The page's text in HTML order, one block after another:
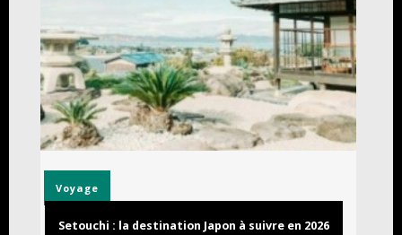
Voyage
Setouchi : la destination Japon à suivre en 2026